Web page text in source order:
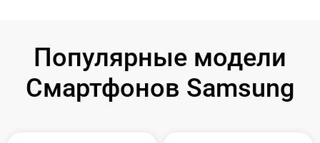
Популярные модели
Смартфонов Samsung